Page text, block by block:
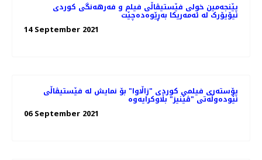
پێنجەمین خولی فێستیڤاڵی فیلم و فەرهەنگی کوردی
نیۆیۆرک لە ئەمەریکا بەڕێوەدەچێت
14 September 2021
پۆستەری فیلمی کوردی "زاڵاوا" بۆ نمایش لە فێستیڤاڵی
نێودەوڵەتی "ڤێنیز" بڵاوکرایەوە
06 September 2021